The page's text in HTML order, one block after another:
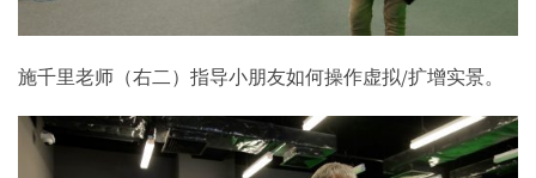
施千里老师（右二）指导小朋友如何操作虚拟/扩增实景。